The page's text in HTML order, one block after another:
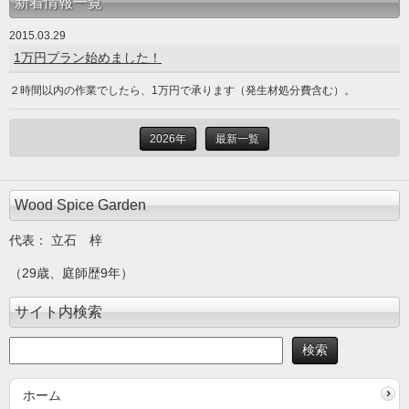
2015.03.29
1万円プラン始めました！
２時間以内の作業でしたら、1万円で承ります（発生材処分費含む）。
2026年 最新一覧
Wood Spice Garden
代表： 立石 梓
（29歳、庭師歴9年）
サイト内検索
ホーム